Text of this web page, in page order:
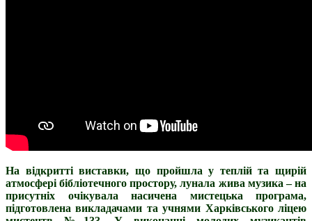
На відкритті виставки, що пройшла у теплій та щирій
атмосфері бібліотечного простору, лунала жива музика – на
присутніх очікувала насичена мистецька програма,
підготовлена викладачами та учнями Харківського ліцею